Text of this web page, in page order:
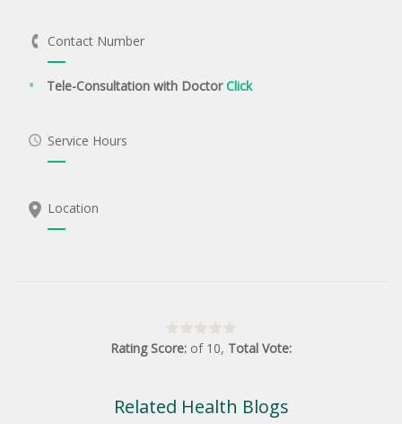
Contact Number
Tele-Consultation with DoctorClick
Service Hours
Location
Rating Score: of 10, Total Vote:
Related Health Blogs